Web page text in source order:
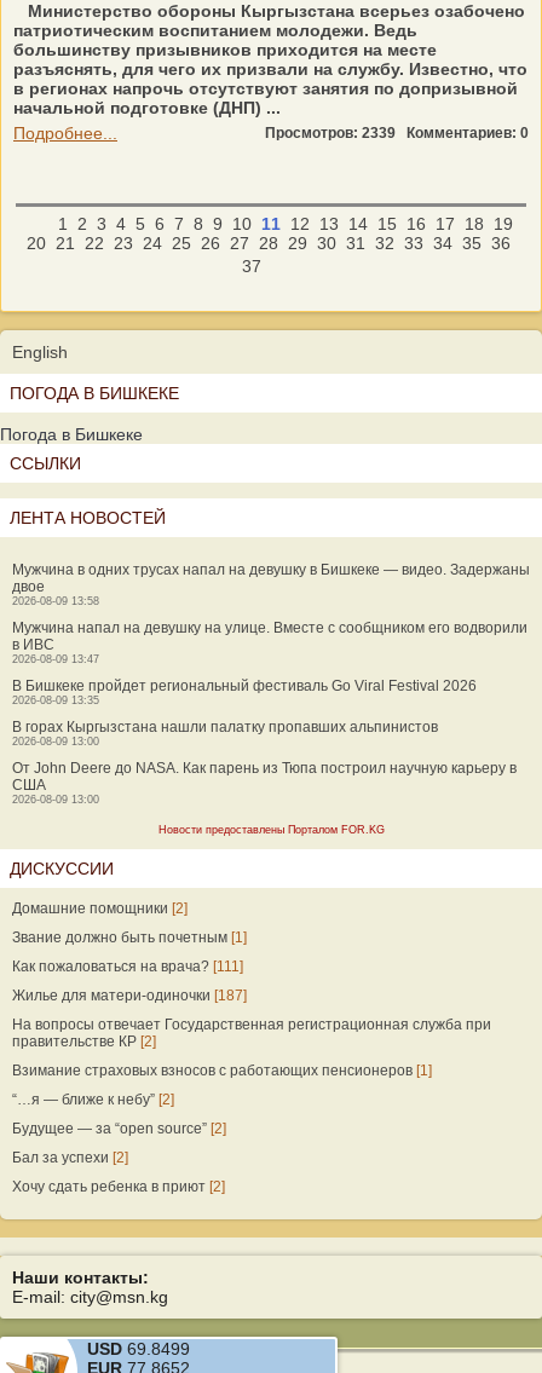
Министерство обороны Кыргызстана всерьез озабочено
патриотическим воспитанием молодежи. Ведь
большинству призывников приходится на месте
разъяснять, для чего их призвали на службу. Известно, что
в регионах напрочь отсутствуют занятия по допризывной
начальной подготовке (ДНП) ...
Подробнее...
Просмотров: 2339 Комментариев: 0
1 2 3 4 5 6 7 8 9 10 11 12 13 14 15 16 17 18
19
20 21 22 23 24 25 26 27 28 29 30 31 32 33 34 35 36
37
English
ПОГОДА В БИШКЕКЕ
Погода в Бишкеке
ССЫЛКИ
ЛЕНТА НОВОСТЕЙ
Мужчина в одних трусах напал на девушку в Бишкеке — видео. Задержаны
двое
2026-08-09 13:58
Мужчина напал на девушку на улице. Вместе с сообщником его водворили
в ИВС
2026-08-09 13:47
В Бишкеке пройдет региональный фестиваль Go Viral Festival 2026
2026-08-09 13:35
В горах Кыргызстана нашли палатку пропавших альпинистов
2026-08-09 13:00
От John Deere до NASA. Как парень из Тюпа построил научную карьеру в
США
2026-08-09 13:00
Новости предоставлены Порталом FOR.KG
ДИСКУССИИ
Домашние помощники [2]
Звание должно быть почетным [1]
Как пожаловаться на врача? [111]
Жилье для матери-одиночки [187]
На вопросы отвечает Государственная регистрационная служба при
правительстве КР [2]
Взимание страховых взносов с работающих пенсионеров [1]
“…я — ближе к небу” [2]
Будущее — за “open source” [2]
Бал за успехи [2]
Хочу сдать ребенка в приют [2]
Наши контакты:
E-mail: city@msn.kg
USD 69.8499
EUR 77.8652